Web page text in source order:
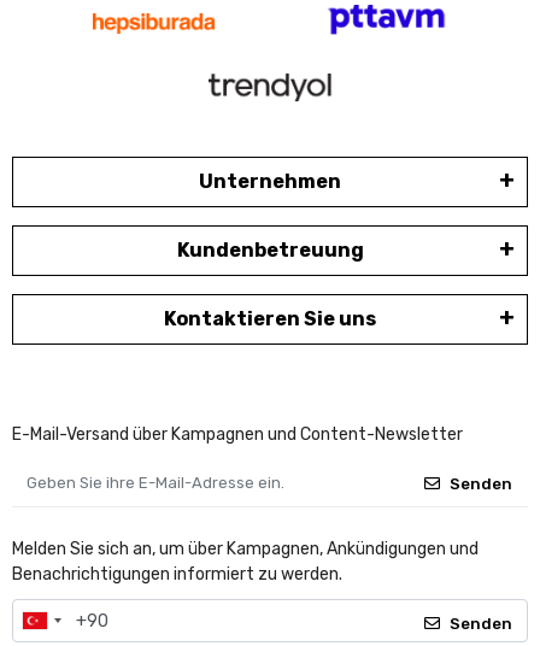
Unternehmen
Kundenbetreuung
Kontaktieren Sie uns
E-Mail-Versand über Kampagnen und Content-Newsletter
Senden
Melden Sie sich an, um über Kampagnen, Ankündigungen und
Benachrichtigungen informiert zu werden.
Senden